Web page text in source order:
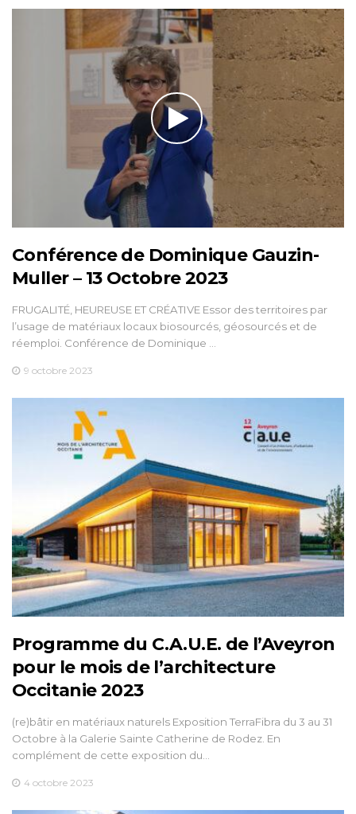
Conférence de Dominique Gauzin-
Muller – 13 Octobre 2023
FRUGALITÉ, HEUREUSE ET CRÉATIVE Essor des territoires par
l’usage de matériaux locaux biosourcés, géosourcés et de
réemploi. Conférence de Dominique …
9 octobre 2023
Programme du C.A.U.E. de l’Aveyron
pour le mois de l’architecture
Occitanie 2023
(re)bâtir en matériaux naturels Exposition TerraFibra du 3 au 31
Octobre à la Galerie Sainte Catherine de Rodez. En
complément de cette exposition du…
4 octobre 2023